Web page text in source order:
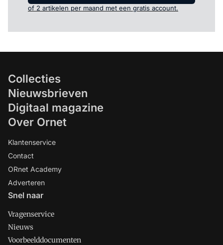
of 2 artikelen per maand met een gratis account.
Collecties
Nieuwsbrieven
Digitaal magazine
Over Ornet
Klantenservice
Contact
ORnet Academy
Adverteren
Snel naar
Vragenservice
Nieuws
Voorbeelddocumenten